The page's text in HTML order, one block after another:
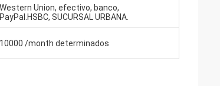
Western Union, efectivo, banco,
PayPal.HSBC, SUCURSAL URBANA.
10000 /month determinados